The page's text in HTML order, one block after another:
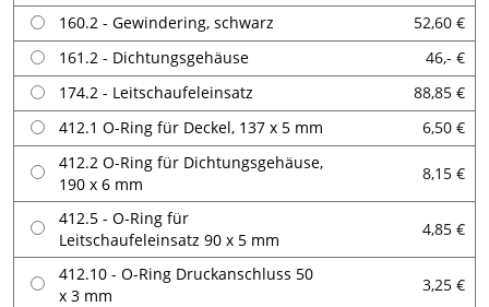
160.2 - Gewindering, schwarz
52,60 €
161.2 - Dichtungsgehäuse
46,- €
174.2 - Leitschaufeleinsatz
88,85 €
412.1 O-Ring für Deckel, 137 x 5 mm
6,50 €
412.2 O-Ring für Dichtungsgehäuse,
190 x 6 mm
8,15 €
412.5 - O-Ring für
Leitschaufeleinsatz 90 x 5 mm
4,85 €
412.10 - O-Ring Druckanschluss 50
x 3 mm
3,25 €